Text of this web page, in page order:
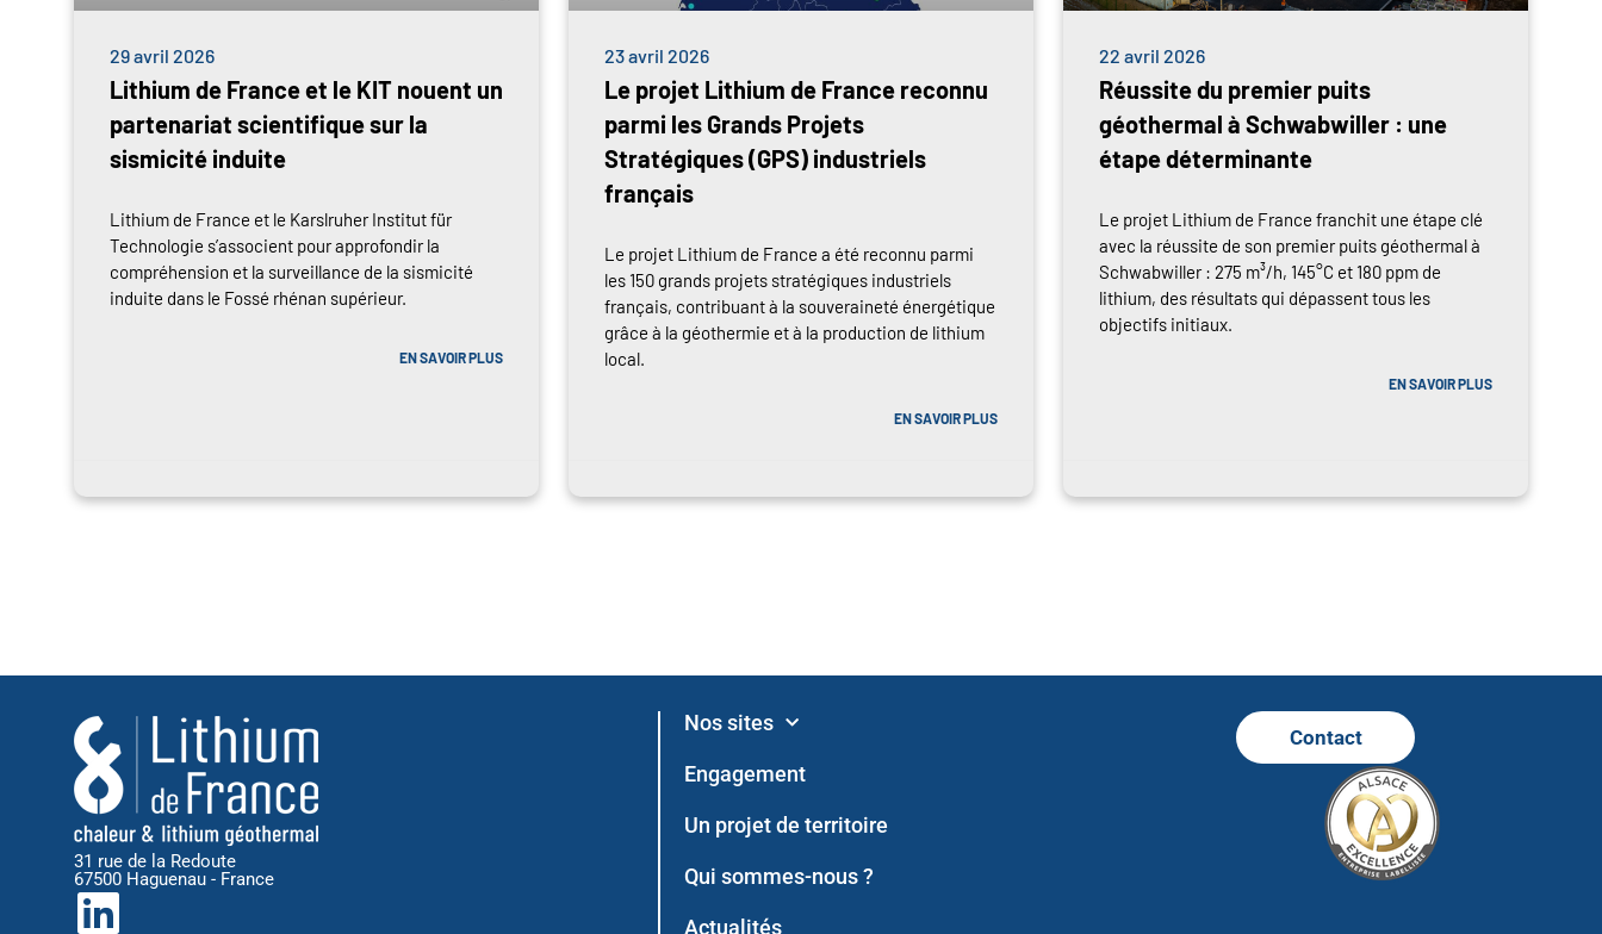
29 avril 2026
Lithium de France et le KIT nouent un
partenariat scientifique sur la
sismicité induite
Lithium de France et le Karslruher Institut für
Technologie s’associent pour approfondir la
compréhension et la surveillance de la sismicité
induite dans le Fossé rhénan supérieur.
EN SAVOIR PLUS
23 avril 2026
Le projet Lithium de France reconnu
parmi les Grands Projets
Stratégiques (GPS) industriels
français
Le projet Lithium de France a été reconnu parmi
les 150 grands projets stratégiques industriels
français, contribuant à la souveraineté énergétique
grâce à la géothermie et à la production de lithium
local.
EN SAVOIR PLUS
22 avril 2026
Réussite du premier puits
géothermal à Schwabwiller : une
étape déterminante
Le projet Lithium de France franchit une étape clé
avec la réussite de son premier puits géothermal à
Schwabwiller : 275 m³/h, 145°C et 180 ppm de
lithium, des résultats qui dépassent tous les
objectifs initiaux.
EN SAVOIR PLUS
31 rue de la Redoute
67500 Haguenau - France
L
Nos sites
Engagement
Un projet de territoire
Qui sommes-nous ?
Actualités
Contact